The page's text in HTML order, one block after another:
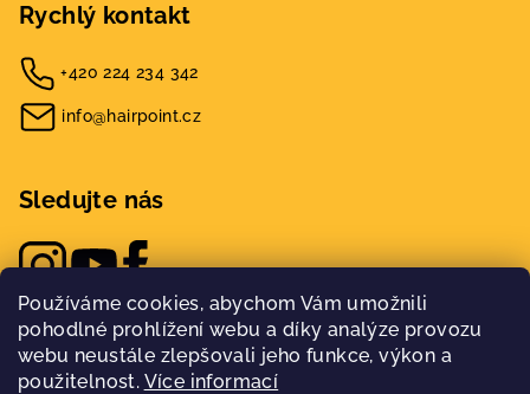
Používáme cookies, abychom Vám umožnili
pohodlné prohlížení webu a díky analýze provozu
webu neustále zlepšovali jeho funkce, výkon a
použitelnost. Více informací
Rychlý kontakt
+420 224 234 342
info@hairpoint.cz
Sledujte nás